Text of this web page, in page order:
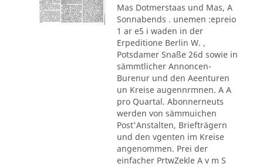
Mas Dotmerstaas und Mas, A
Sonnabends . unemen :epreio
1 ar e5 i waden in der
Erpeditione Berlin W. ,
Potsdamer Snaße 26d sowie in
sämmtlicher Annoncen-
Burenur und den Aeenturen
un Kreise augennrmnen. A A
pro Quartal. Abonnerneuts
werden von sämmuichen
Post'Anstalten, Briefträgern
und den vgenten im Kreise
angenommen. Prei der
einfacher PrtwZekle A v m S